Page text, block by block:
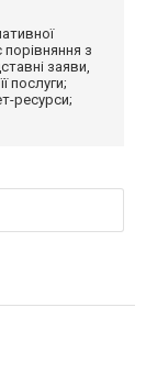
з
заяви,
послуги;
ресурси;